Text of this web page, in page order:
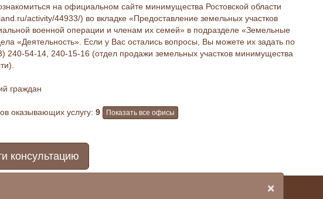
на официальном сайте минимущества Ростовской области
activity/44933/) во вкладке «Предоставление земельных участков
военной операции и членам их семей» в подразделе «Земельные
«Деятельность». Если у Вас остались вопросы, Вы можете их задать по
240-54-14, 240-15-16 (отдел продажи земельных участков минимущества
граждан
оказывающих услугу: 9 Показать все офисы
консультацию
×